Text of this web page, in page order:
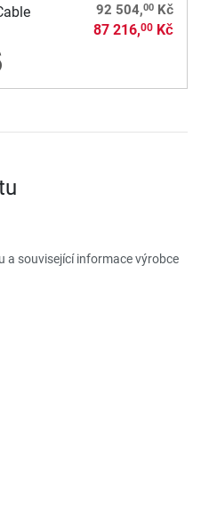
92 504,00Kč
87 216,00Kč
a související informace výrobce